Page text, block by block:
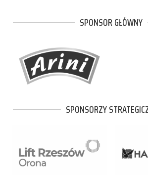
SPONSOR GŁÓWNY
SPONSORZY